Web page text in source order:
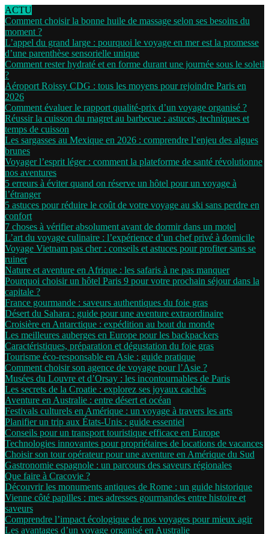
ACTU
Comment choisir la bonne huile de massage selon ses besoins du
moment ?
L’appel du grand large : pourquoi le voyage en mer est la promesse
d’une parenthèse sensorielle unique
Comment rester hydraté et en forme durant une journée sous le soleil
?
Aéroport Roissy CDG : tous les moyens pour rejoindre Paris en
2026
Comment évaluer le rapport qualité-prix d’un voyage organisé ?
Réussir la cuisson du magret au barbecue : astuces, techniques et
temps de cuisson
Les sargasses au Mexique en 2026 : comprendre l’enjeu des algues
brunes
Voyager l’esprit léger : comment la plateforme de santé révolutionne
nos aventures
5 erreurs à éviter quand on réserve un hôtel pour un voyage à
l’étranger
5 astuces pour réduire le coût de votre voyage au ski sans perdre en
confort
7 choses à vérifier absolument avant de dormir dans un motel
L’art du voyage culinaire : l’expérience d’un chef privé à domicile
Voyage Vietnam pas cher : conseils et astuces pour profiter sans se
ruiner
Nature et aventure en Afrique : les safaris à ne pas manquer
Pourquoi choisir un hôtel Paris 9 pour votre prochain séjour dans la
capitale ?
France gourmande : saveurs authentiques du foie gras
Désert du Sahara : guide pour une aventure extraordinaire
Croisière en Antarctique : expédition au bout du monde
Les meilleures auberges en Europe pour les backpackers
Caractéristiques, préparation et dégustation du foie gras
Tourisme éco-responsable en Asie : guide pratique
Comment choisir son agence de voyage pour l’Asie ?
Musées du Louvre et d’Orsay : les incontournables de Paris
Les secrets de la Croatie : explorez ses joyaux cachés
Aventure en Australie : entre désert et océan
Festivals culturels en Amérique : un voyage à travers les arts
Planifier un trip aux États-Unis : guide essentiel
Conseils pour un transport touristique efficace en Europe
Technologies innovantes pour propriétaires de locations de vacances
Choisir son tour opérateur pour une aventure en Amérique du Sud
Gastronomie espagnole : un parcours des saveurs régionales
Que faire à Cracovie ?
Découvrir les monuments antiques de Rome : un guide historique
Vienne côté papilles : mes adresses gourmandes entre histoire et
saveurs
Comprendre l’impact écologique de nos voyages pour mieux agir
Les avantages d’un voyage organisé en Australie